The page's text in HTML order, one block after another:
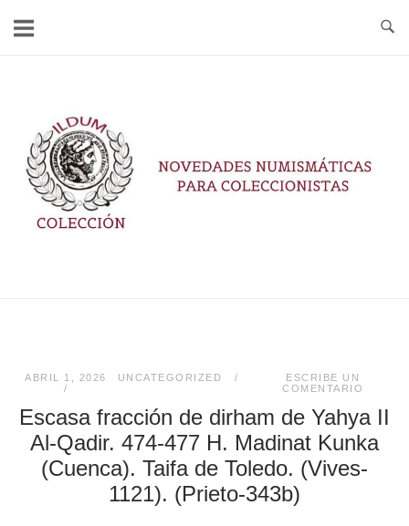
ABRIL 1, 2026 UNCATEGORIZED
ESCRIBE UN
COMENTARIO
Escasa fracción de dirham de Yahya II
Al-Qadir. 474-477 H. Madinat Kunka
(Cuenca). Taifa de Toledo. (Vives-
1121). (Prieto-343b)